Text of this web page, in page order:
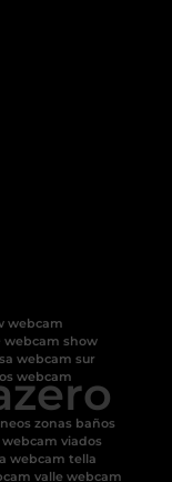
webcam
webcam show
webcam sur
webcam
zonas baños
webcam viados
webcam tella
valle webcam